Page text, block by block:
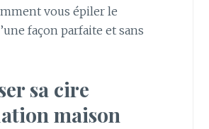
vous épiler le
façon parfaite et sans
sa cire
maison